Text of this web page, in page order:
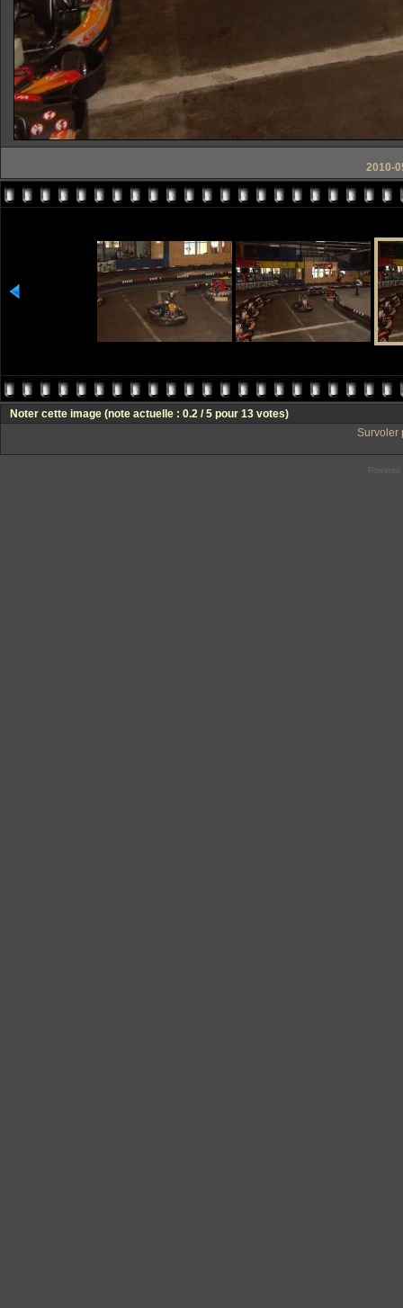
2010-
Noter cette image (note actuelle : 0.2 / 5 pour 13 votes)
Survoler